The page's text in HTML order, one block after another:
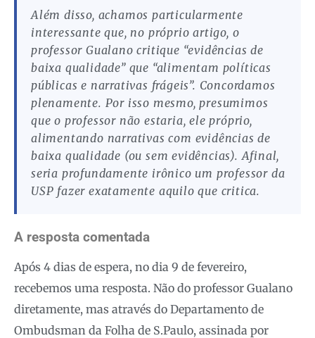
Além disso, achamos particularmente
interessante que, no próprio artigo, o
professor Gualano critique “evidências de
baixa qualidade” que “alimentam políticas
públicas e narrativas frágeis”. Concordamos
plenamente. Por isso mesmo, presumimos
que o professor não estaria, ele próprio,
alimentando narrativas com evidências de
baixa qualidade (ou sem evidências). Afinal,
seria profundamente irônico um professor da
USP fazer exatamente aquilo que critica.
A resposta comentada
Após 4 dias de espera, no dia 9 de fevereiro,
recebemos uma resposta. Não do professor Gualano
diretamente, mas através do Departamento de
Ombudsman da Folha de S.Paulo, assinada por